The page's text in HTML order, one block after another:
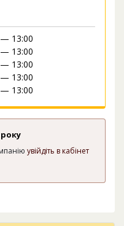
13:00
13:00
13:00
13:00
13:00
увійдіть в кабінет